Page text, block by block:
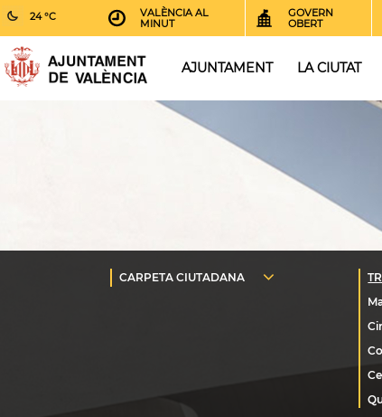
24 °C
VALÈNCIA AL
MINUT
GOVERN
OBERT
AJUNTAMENT LA CIUTAT